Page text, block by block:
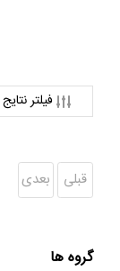
فیلتر نتایج
قبلی بعدی
گروه ها